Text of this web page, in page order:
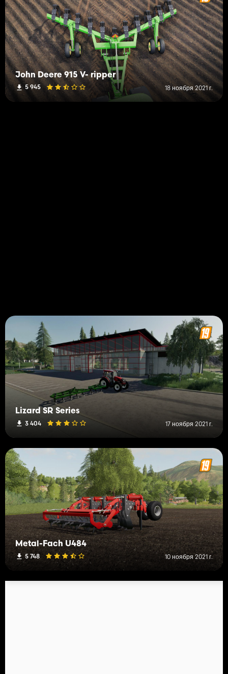
John Deere 915 V- ripper
5 945 18 ноября 2021 г.
Lizard SR Series
3 404 17 ноября 2021 г.
Metal-Fach U484
5 748 10 ноября 2021 г.